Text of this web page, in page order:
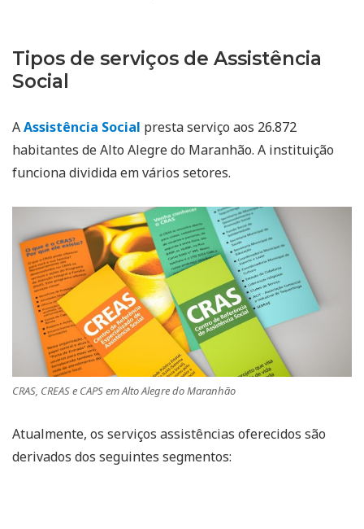
Tipos de serviços de Assistência
Social
AAssistência Social presta serviço aos 26.872
habitantes de Alto Alegre do Maranhão. A instituição
funciona dividida em vários setores.
CRAS, CREAS e CAPS em Alto Alegre do Maranhão
Atualmente, os serviços assistências oferecidos são
derivados dos seguintes segmentos: